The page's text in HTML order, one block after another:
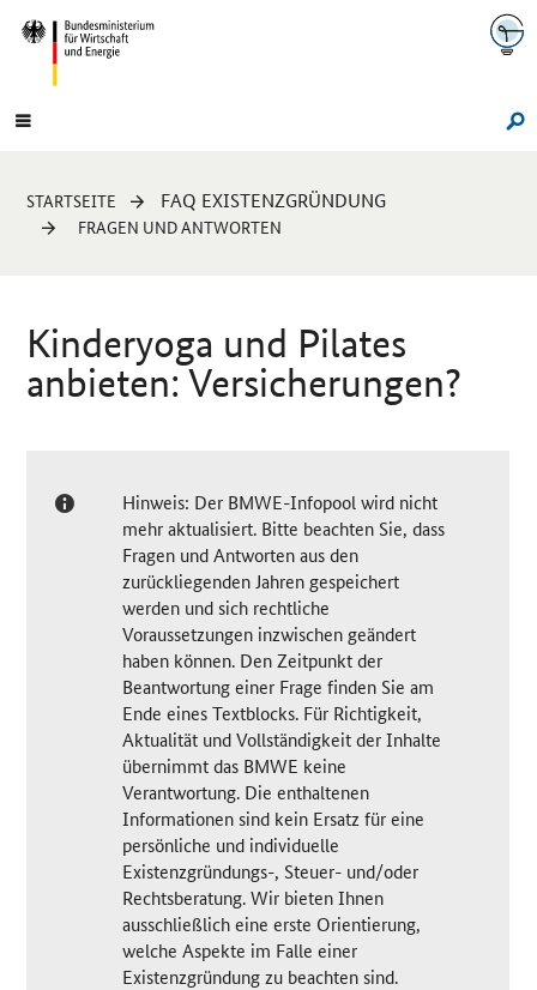
Navigation
Hauptmenü
Sie
sind
STARTSEITE FAQ EXISTENZGRÜNDUNG
FRAGEN UND ANTWORTEN
Kinderyoga und Pilates
anbieten: Versicherungen?
Hinweis: Der BMWE-Infopool wird nicht
mehr aktualisiert. Bitte beachten Sie, dass
Fragen und Antworten aus den
zurückliegenden Jahren gespeichert
werden und sich rechtliche
Voraussetzungen inzwischen geändert
haben können. Den Zeitpunkt der
Beantwortung einer Frage finden Sie am
Ende eines Textblocks. Für Richtigkeit,
Aktualität und Vollständigkeit der Inhalte
übernimmt das BMWE keine
Verantwortung. Die enthaltenen
Informationen sind kein Ersatz für eine
persönliche und individuelle
Existenzgründungs-, Steuer- und/oder
Rechtsberatung. Wir bieten Ihnen
ausschließlich eine erste Orientierung,
welche Aspekte im Falle einer
Existenzgründung zu beachten sind.